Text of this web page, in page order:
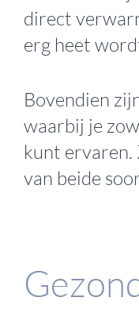
direct
erg heet
Bovendien
waarbij je
kunt ervaren.
van beide